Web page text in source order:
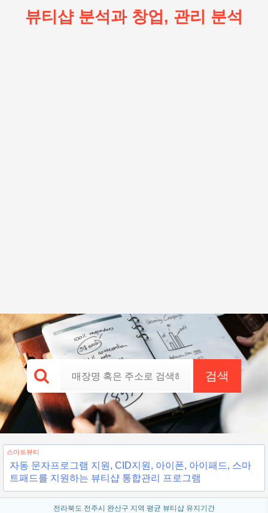
뷰티샵 분석과 창업, 관리 분석
검색
스마트뷰티
자동 문자프로그램 지원, CID지원, 아이폰, 아이패드, 스마
트패드를 지원하는 뷰티샵 통합관리 프로그램
전라북도 전주시 완산구 지역 평균 뷰티샵 유지기간